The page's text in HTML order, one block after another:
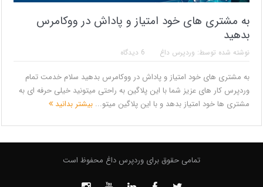
به مشتری های خود امتیاز و پاداش در ووکامرس
بدهید
نوشته شده توسط: وردپرس داغ 6 دیدگاه
به مشتری های خود امتیاز و پاداش در ووکامرس بدهید سلام خدمت تمام
وردپرس کار های عزیز شما با این پلاگین به راحتی میتونید خیلی حرفه ای به
مشتری ها خود امتیاز بدهد و با این پلاگین میتو... بیشتر بدانید
تمامی حقوق برای وردپرس داغ محفوظ است